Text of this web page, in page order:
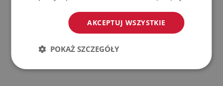
Regularnie wietrz dolną warstwę maty.
Mata jest przeznaczona do użytku natwardej
powierzchni. Po umieszczeniu na miękkiej powierzchni
AKCEPTUJ WSZYSTKIE
POKAŻ SZCZEGÓŁY